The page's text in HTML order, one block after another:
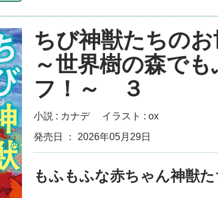
ちび神獣たちの
～世界樹の森で
フ！～ ３
小説 : カナデ イラスト : ox
発売日 ： 2026年05月29日
もふもふな赤ちゃん神獣